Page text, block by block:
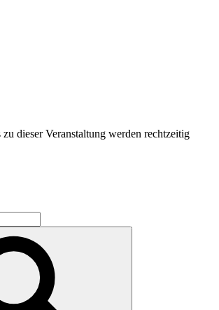
dieser Veranstaltung werden rechtzeitig